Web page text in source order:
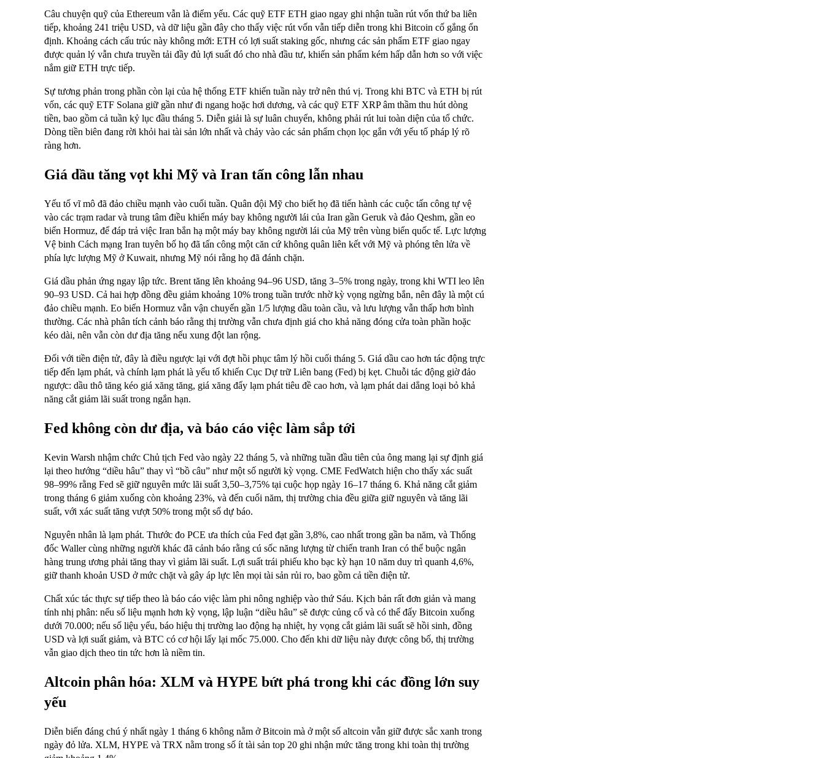
Câu chuyện quỹ của Ethereum vẫn là điểm yếu. Các quỹ ETF ETH giao ngay ghi nhận tuần rút vốn thứ ba liên
tiếp, khoảng 241 triệu USD, và dữ liệu gần đây cho thấy việc rút vốn vẫn tiếp diễn trong khi Bitcoin cố gắng ổn
định. Khoảng cách cấu trúc này không mới: ETH có lợi suất staking gốc, nhưng các sản phẩm ETF giao ngay
được quản lý vẫn chưa truyền tải đầy đủ lợi suất đó cho nhà đầu tư, khiến sản phẩm kém hấp dẫn hơn so với việc
nắm giữ ETH trực tiếp.
Sự tương phản trong phần còn lại của hệ thống ETF khiến tuần này trở nên thú vị. Trong khi BTC và ETH bị rút
vốn, các quỹ ETF Solana giữ gần như đi ngang hoặc hơi dương, và các quỹ ETF XRP âm thầm thu hút dòng
tiền, bao gồm cả tuần kỷ lục đầu tháng 5. Diễn giải là sự luân chuyển, không phải rút lui toàn diện của tổ chức.
Dòng tiền biên đang rời khỏi hai tài sản lớn nhất và chảy vào các sản phẩm chọn lọc gắn với yếu tố pháp lý rõ
ràng hơn.
Giá dầu tăng vọt khi Mỹ và Iran tấn công lẫn nhau
Yếu tố vĩ mô đã đảo chiều mạnh vào cuối tuần. Quân đội Mỹ cho biết họ đã tiến hành các cuộc tấn công tự vệ
vào các trạm radar và trung tâm điều khiển máy bay không người lái của Iran gần Geruk và đảo Qeshm, gần eo
biển Hormuz, để đáp trả việc Iran bắn hạ một máy bay không người lái của Mỹ trên vùng biển quốc tế. Lực lượng
Vệ binh Cách mạng Iran tuyên bố họ đã tấn công một căn cứ không quân liên kết với Mỹ và phóng tên lửa về
phía lực lượng Mỹ ở Kuwait, nhưng Mỹ nói rằng họ đã đánh chặn.
Giá dầu phản ứng ngay lập tức. Brent tăng lên khoảng 94–96 USD, tăng 3–5% trong ngày, trong khi WTI leo lên
90–93 USD. Cả hai hợp đồng đều giảm khoảng 10% trong tuần trước nhờ kỳ vọng ngừng bắn, nên đây là một cú
đảo chiều mạnh. Eo biển Hormuz vẫn vận chuyển gần 1/5 lượng dầu toàn cầu, và lưu lượng vẫn thấp hơn bình
thường. Các nhà phân tích cảnh báo rằng thị trường vẫn chưa định giá cho khả năng đóng cửa toàn phần hoặc
kéo dài, nên vẫn còn dư địa tăng nếu xung đột lan rộng.
Đối với tiền điện tử, đây là điều ngược lại với đợt hồi phục tâm lý hồi cuối tháng 5. Giá dầu cao hơn tác động trực
tiếp đến lạm phát, và chính lạm phát là yếu tố khiến Cục Dự trữ Liên bang (Fed) bị kẹt. Chuỗi tác động giờ đảo
ngược: dầu thô tăng kéo giá xăng tăng, giá xăng đẩy lạm phát tiêu đề cao hơn, và lạm phát dai dẳng loại bỏ khả
năng cắt giảm lãi suất trong ngắn hạn.
Fed không còn dư địa, và báo cáo việc làm sắp tới
Kevin Warsh nhậm chức Chủ tịch Fed vào ngày 22 tháng 5, và những tuần đầu tiên của ông mang lại sự định giá
lại theo hướng “diều hâu” thay vì “bồ câu” như một số người kỳ vọng. CME FedWatch hiện cho thấy xác suất
98–99% rằng Fed sẽ giữ nguyên mức lãi suất 3,50–3,75% tại cuộc họp ngày 16–17 tháng 6. Khả năng cắt giảm
trong tháng 6 giảm xuống còn khoảng 23%, và đến cuối năm, thị trường chia đều giữa giữ nguyên và tăng lãi
suất, với xác suất tăng vượt 50% trong một số dự báo.
Nguyên nhân là lạm phát. Thước đo PCE ưa thích của Fed đạt gần 3,8%, cao nhất trong gần ba năm, và Thống
đốc Waller cùng những người khác đã cảnh báo rằng cú sốc năng lượng từ chiến tranh Iran có thể buộc ngân
hàng trung ương phải tăng thay vì giảm lãi suất. Lợi suất trái phiếu kho bạc kỳ hạn 10 năm duy trì quanh 4,6%,
giữ thanh khoản USD ở mức chặt và gây áp lực lên mọi tài sản rủi ro, bao gồm cả tiền điện tử.
Chất xúc tác thực sự tiếp theo là báo cáo việc làm phi nông nghiệp vào thứ Sáu. Kịch bản rất đơn giản và mang
tính nhị phân: nếu số liệu mạnh hơn kỳ vọng, lập luận “diều hâu” sẽ được củng cố và có thể đẩy Bitcoin xuống
dưới 70.000; nếu số liệu yếu, báo hiệu thị trường lao động hạ nhiệt, hy vọng cắt giảm lãi suất sẽ hồi sinh, đồng
USD và lợi suất giảm, và BTC có cơ hội lấy lại mốc 75.000. Cho đến khi dữ liệu này được công bố, thị trường
vẫn giao dịch theo tin tức hơn là niềm tin.
Altcoin phân hóa: XLM và HYPE bứt phá trong khi các đồng lớn suy
yếu
Diễn biến đáng chú ý nhất ngày 1 tháng 6 không nằm ở Bitcoin mà ở một số altcoin vẫn giữ được sắc xanh trong
ngày đỏ lửa. XLM, HYPE và TRX nằm trong số ít tài sản top 20 ghi nhận mức tăng trong khi toàn thị trường